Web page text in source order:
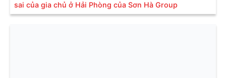
sai của gia chủ ở Hải Phòng của Sơn Hà Group